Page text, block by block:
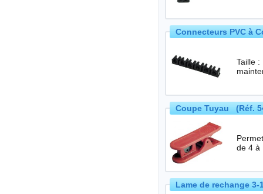
Connecteurs PVC à
Taille : Pour
Coupe Tuyau (Réf.
de 4 à
Lame de rechange